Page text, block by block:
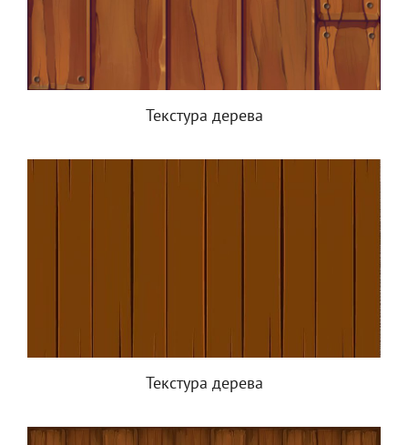
Текстура дерева
Текстура дерева